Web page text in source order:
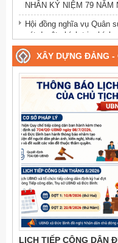
NHÂN KỶ NIỆM 79 NĂM
Hội đồng nghĩa vụ Quân
xét duyệt chính trị, chính
quân năm 2025.
Công tác tuyển quân năm
Ban chỉ huy quân sự xã
XÂY DỰNG ĐẢNG -
LỊCH TIẾP CÔNG DÂN